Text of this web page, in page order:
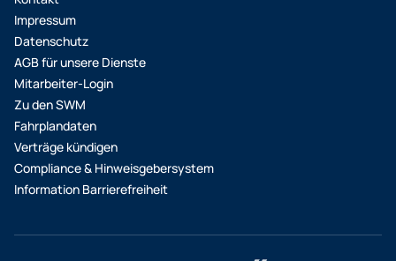
Impressum
Datenschutz
AGB für unsere Dienste
Mitarbeiter-Login
Zu den SWM
Fahrplandaten
Verträge kündigen
Compliance & Hinweisgebersystem
Information Barrierefreiheit